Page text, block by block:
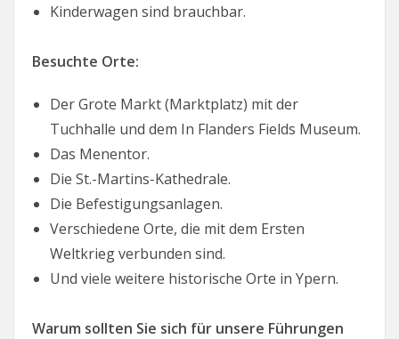
Kinderwagen sind brauchbar.
Besuchte Orte:
Der Grote Markt (Marktplatz) mit der
Tuchhalle und dem In Flanders Fields Museum.
Das Menentor.
Die St.-Martins-Kathedrale.
Die Befestigungsanlagen.
Verschiedene Orte, die mit dem Ersten
Weltkrieg verbunden sind.
Und viele weitere historische Orte in Ypern.
Warum sollten Sie sich für unsere Führungen